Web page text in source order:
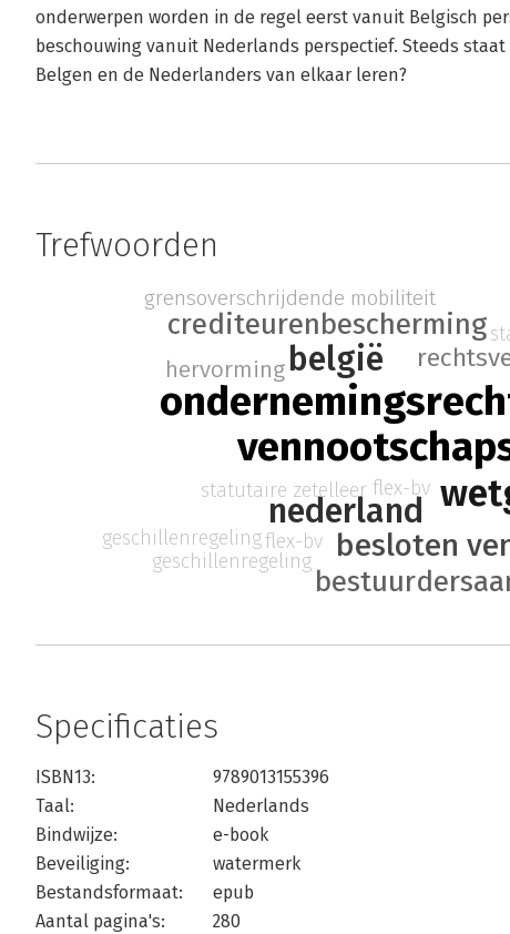
onderwerpen worden in de regel eerst vanuit Belgisch
beschouwing vanuit Nederlands perspectief. Steeds
Belgen en de Nederlanders van elkaar leren?
Trefwoorden
nederland
belgië
besloten
crediteurenbescherming
hervorming
grensoverschrijdende mobiliteit
statutaire zetelleer flex-bv
geschillenregeling
flex-bv
geschillenregeling
Specificaties
ISBN13:
9789013155396
Taal:
Nederlands
Bindwijze:
e-book
Beveiliging:
watermerk
Bestandsformaat:
epub
Aantal pagina's:
280